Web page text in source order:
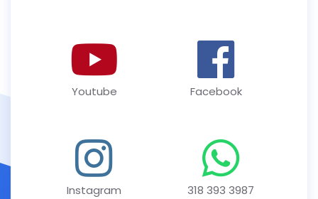
Youtube Facebook
Instagram 318 393 3987